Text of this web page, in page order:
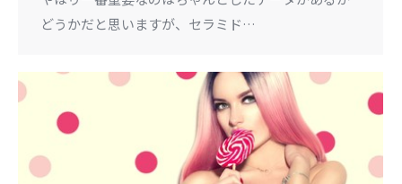
どうかだと思いますが、セラミド…